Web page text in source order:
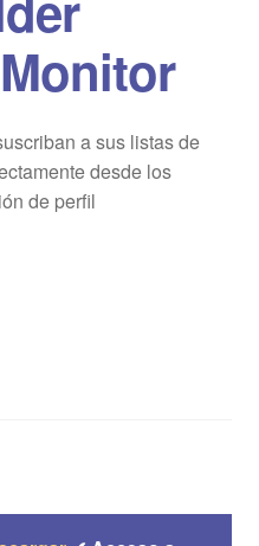
a sus listas de
desde los
de perfil